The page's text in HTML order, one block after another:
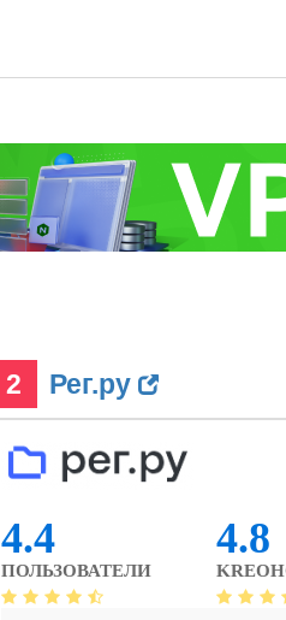
2 Рег.ру
4.4
ПОЛЬЗОВАТЕЛИ
4.8